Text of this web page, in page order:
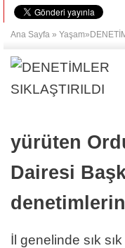
Ana Sayfa » Yaşam
yürüten
Dairesi
İl genelinde sık